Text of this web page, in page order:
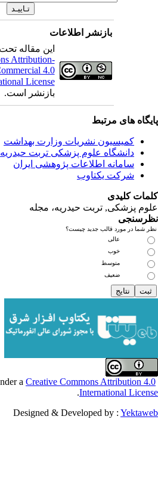
بازنشر اطلاعات
این مقاله تحت شرایط
Commons Attribution-
NonCommercial 4.0
International License
بازنشر است.
مرتبط
نشریات وزارت بهداشت
علوم پزشکی تربت حیدریه
اطلاعات پژوهشی ایران
یکتاوب
تربت حیدریه، مجله
قالب جدید چیست؟
عالی
خوب
متوسط
ضعیف
Creative Commons
.
Designed & Developed by :